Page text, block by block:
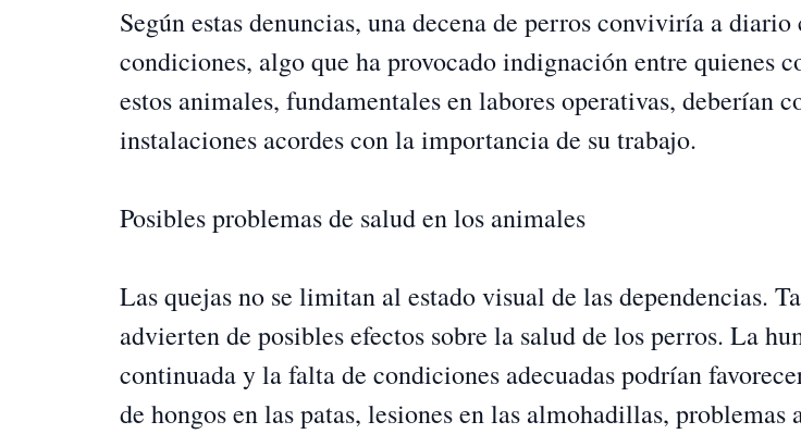
Según estas denuncias, una decena de perros conviviría a diario
condiciones, algo que ha provocado indignación entre quienes
estos animales, fundamentales en labores operativas, deberían
instalaciones acordes con la importancia de su trabajo.
Posibles problemas de salud en los animales
Las quejas no se limitan al estado visual de las dependencias.
advierten de posibles efectos sobre la salud de los perros. La
continuada y la falta de condiciones adecuadas podrían
de hongos en las patas, lesiones en las almohadillas, problemas